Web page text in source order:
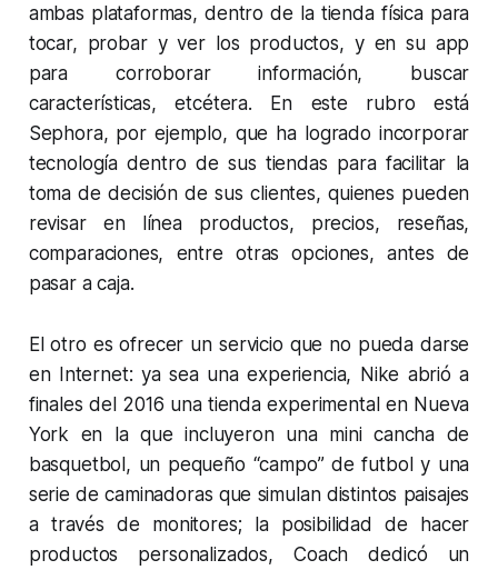
ambas plataformas, dentro de la tienda física para
tocar, probar y ver los productos, y en su app
para corroborar información, buscar
características, etcétera. En este rubro está
Sephora, por ejemplo, que ha logrado incorporar
tecnología dentro de sus tiendas para facilitar la
toma de decisión de sus clientes, quienes pueden
revisar en línea productos, precios, reseñas,
comparaciones, entre otras opciones, antes de
pasar a caja.
El otro es ofrecer un servicio que no pueda darse
en Internet: ya sea una experiencia, Nike abrió a
finales del 2016 una tienda experimental en Nueva
York en la que incluyeron una mini cancha de
basquetbol, un pequeño “campo” de futbol y una
serie de caminadoras que simulan distintos paisajes
a través de monitores; la posibilidad de hacer
productos personalizados, Coach dedicó un